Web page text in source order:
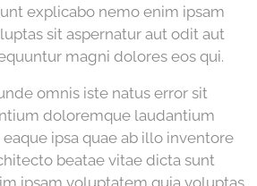
explicabo nemo enim ipsam
sit aspernatur aut odit aut
magni dolores eos qui.
omnis iste natus error sit
doloremque laudantium
ipsa quae ab illo inventore
beatae vitae dicta sunt